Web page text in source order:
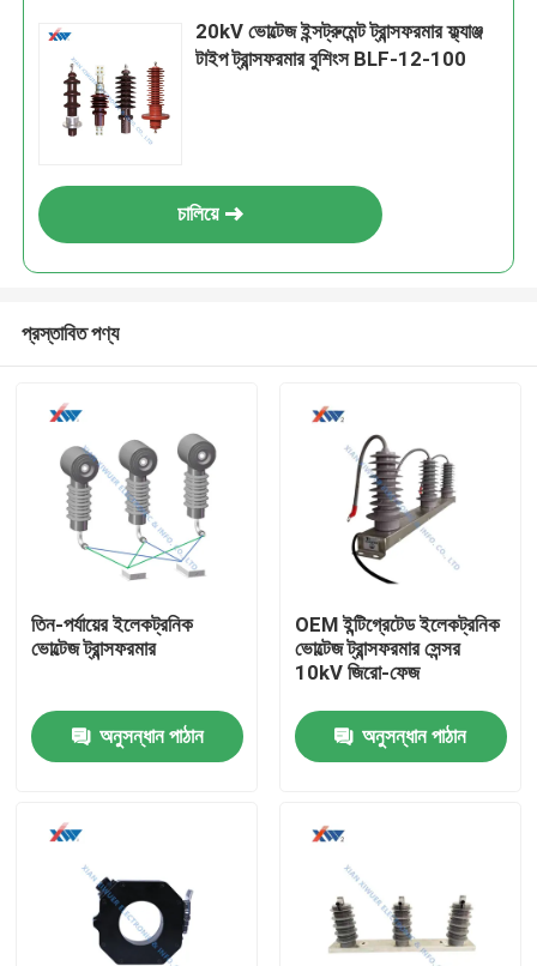
VR প্রদর্শন
20kV ভোল্টেজ ইন্সট্রুমেন্ট ট্রান্সফরমার ফ্ল্যাঞ্জ
টাইপ ট্রান্সফরমার বুশিংস BLF-12-100
চালিয়ে
প্রস্তাবিত পণ্য
তিন-পর্যায়ের ইলেকট্রনিক
ভোল্টেজ ট্রান্সফরমার
অনুসন্ধান পাঠান
OEM ইন্টিগ্রেটেড ইলেকট্রনিক
ভোল্টেজ ট্রান্সফরমার সেন্সর
10kV জিরো-ফেজ
অনুসন্ধান পাঠান